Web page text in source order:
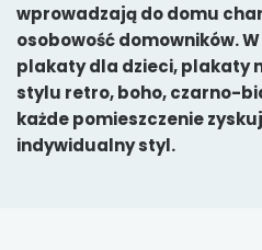
wprowadzają do domu
osobowość domowników.
plakaty dla dzieci, plakaty
stylu retro, boho, czarno-
każde pomieszczenie
indywidualny styl.